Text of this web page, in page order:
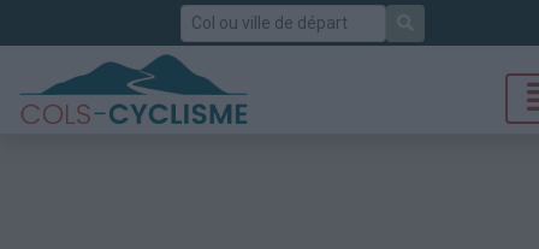
Rechercher